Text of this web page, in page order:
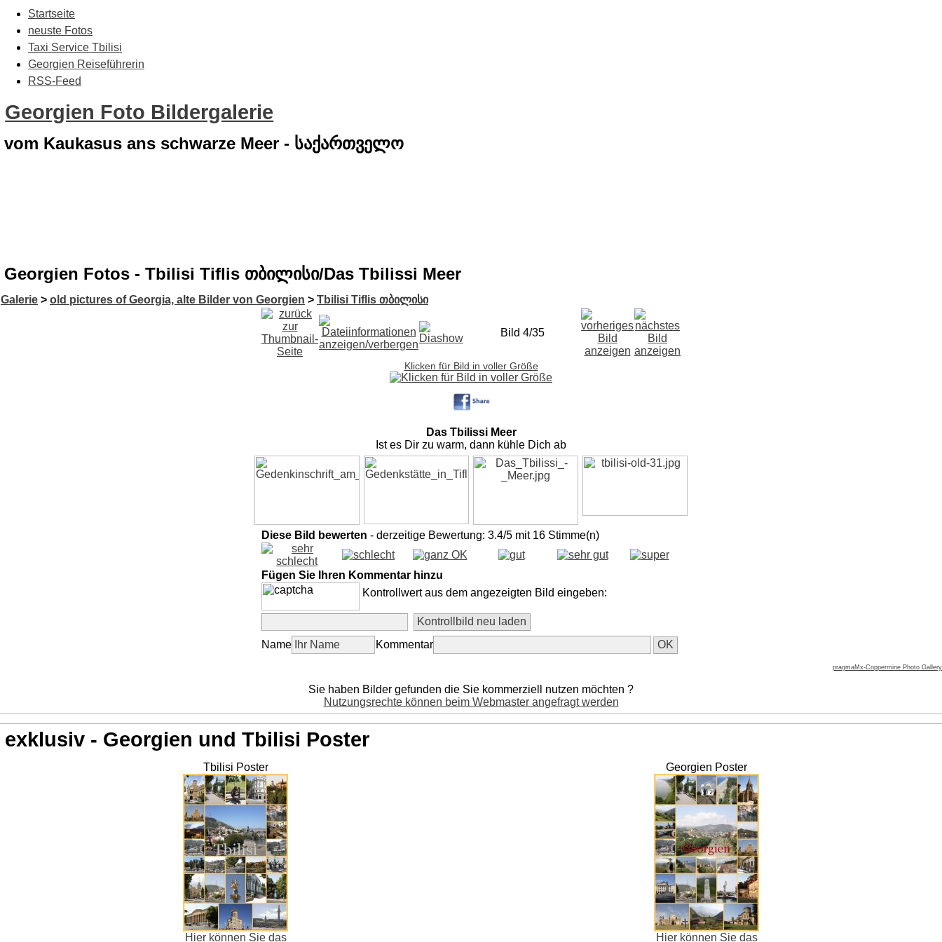
Startseite
neuste Fotos
Taxi Service Tbilisi
Georgien Reiseführerin
RSS-Feed
Georgien Foto Bildergalerie
vom Kaukasus ans schwarze Meer - საქართველო
Georgien Fotos - Tbilisi Tiflis თბილისი/Das Tbilissi Meer
Galerie > old pictures of Georgia, alte Bilder von Georgien > Tbilisi Tiflis თბილისი
Bild 4/35
Klicken für Bild in voller Größe
Das Tbilissi Meer
Ist es Dir zu warm, dann kühle Dich ab
Diese Bild bewerten - derzeitige Bewertung: 3.4/5 mit 16 Stimme(n)
Fügen Sie Ihren Kommentar hinzu
Kontrollwert aus dem angezeigten Bild eingeben:
Name Kommentar
pragmaMx-Coppermine Photo Gallery
Sie haben Bilder gefunden die Sie kommerziell nutzen möchten ?
Nutzungsrechte können beim Webmaster angefragt werden
exklusiv - Georgien und Tbilisi Poster
Tbilisi Poster
Hier können Sie das
Georgien Poster
Hier können Sie das